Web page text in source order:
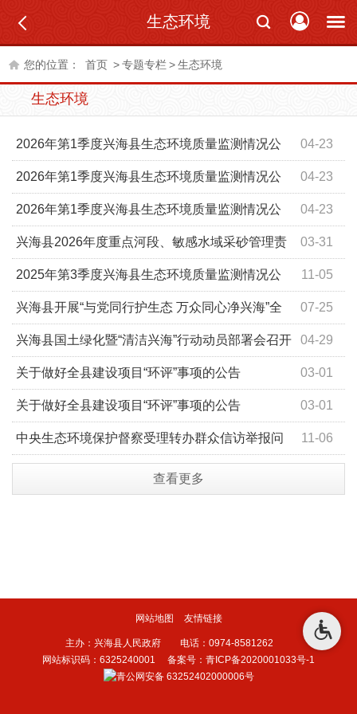
生态环境
您的位置： 首页 >专题专栏>生态环境
生态环境
04-23
2026年第1季度兴海县生态环境质量监测情况公
示 04-23
2026年第1季度兴海县生态环境质量监测情况公
示 04-23
2026年第1季度兴海县生态环境质量监测情况公
示 03-31
兴海县2026年度重点河段、敏感水域采砂管理责
任人名单 11-05
2025年第3季度兴海县生态环境质量监测情况公
示 07-25
兴海县开展“与党同行护生态 万众同心净兴海”全
民志愿主题党日活动 04-29
兴海县国土绿化暨“清洁兴海”行动动员部署会召开
03-01
关于做好全县建设项目“环评”事项的公告
03-01
关于做好全县建设项目“环评”事项的公告
11-06
中央生态环境保护督察受理转办群众信访举报问
题整改销号情况公示表（D3QH202312010015）
查看更多
网站地图 友情链接
主办：兴海县人民政府 电话：0974-8581262
网站标识码：6325240001 备案号：青ICP备2020001033号-1
青公网安备 63252402000006号